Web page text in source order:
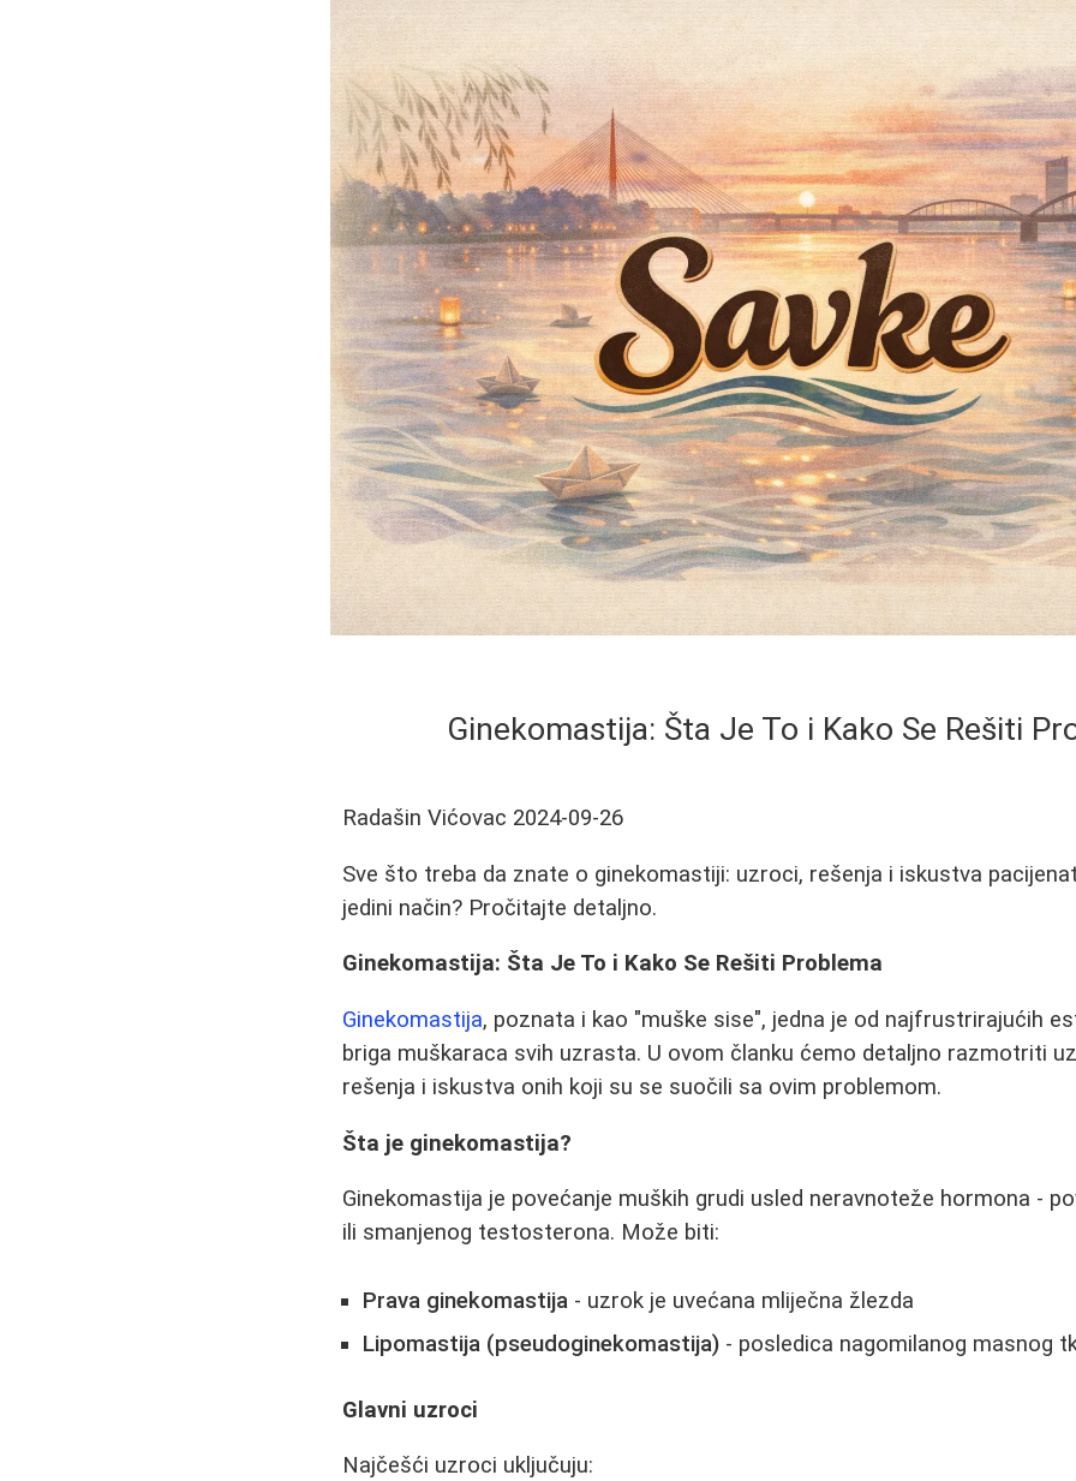
Ginekomastija: Šta Je To i Kako Se Rešiti
Radašin Vićovac 2024-09-26
Sve što treba da znate o ginekomastiji: uzroci, rešenja i iskustva
jedini način? Pročitajte detaljno.
Ginekomastija: Šta Je To i Kako Se Rešiti Problema
Ginekomastija, poznata i kao "muške sise", jedna je od najfrustrirajućih
briga muškaraca svih uzrasta. U ovom članku ćemo detaljno razmotriti
rešenja i iskustva onih koji su se suočili sa ovim problemom.
Šta je ginekomastija?
Ginekomastija je povećanje muških grudi usled neravnoteže hormona -
ili smanjenog testosterona. Može biti:
Prava ginekomastija - uzrok je uvećana mliječna žlezda
Lipomastija (pseudoginekomastija) - posledica nagomilanog masnog
Glavni uzroci
Najčešći uzroci uključuju: